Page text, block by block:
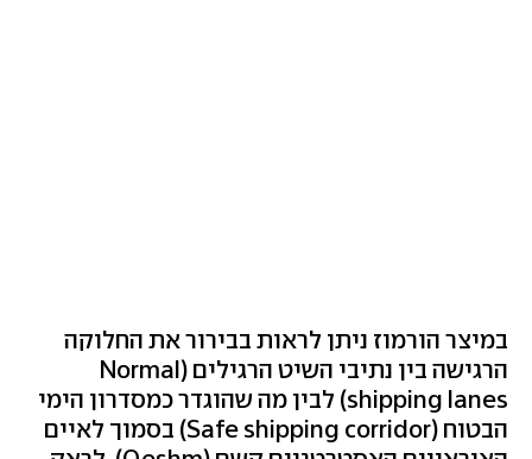
במיצר הורמוז ניתן לראות בבירור את החלוקה
הרגישה בין נתיבי השיט הרגילים (Normal
shipping lanes) לבין מה שהוגדר כמסדרון הימי
הבטוח (Safe shipping corridor) בסמוך לאיים